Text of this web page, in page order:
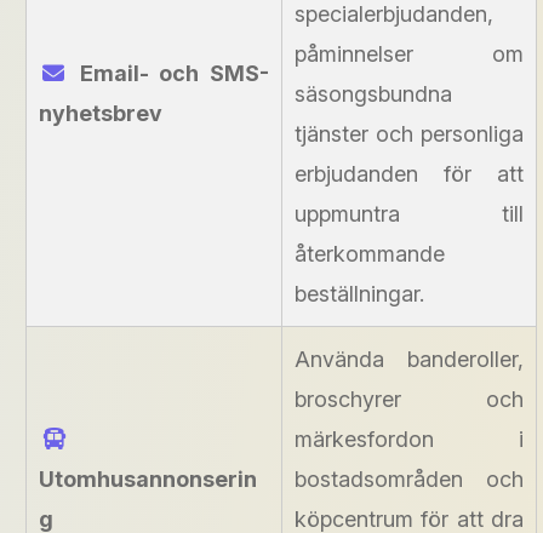
Email- och SMS-
nyhetsbrev
specialerbjudanden,
påminnelser om
säsongsbundna
tjänster och personliga
erbjudanden för att
uppmuntra till
återkommande
beställningar.
Utomhusannonserin
g
Använda banderoller,
broschyrer och
märkesfordon i
bostadsområden och
köpcentrum för att dra